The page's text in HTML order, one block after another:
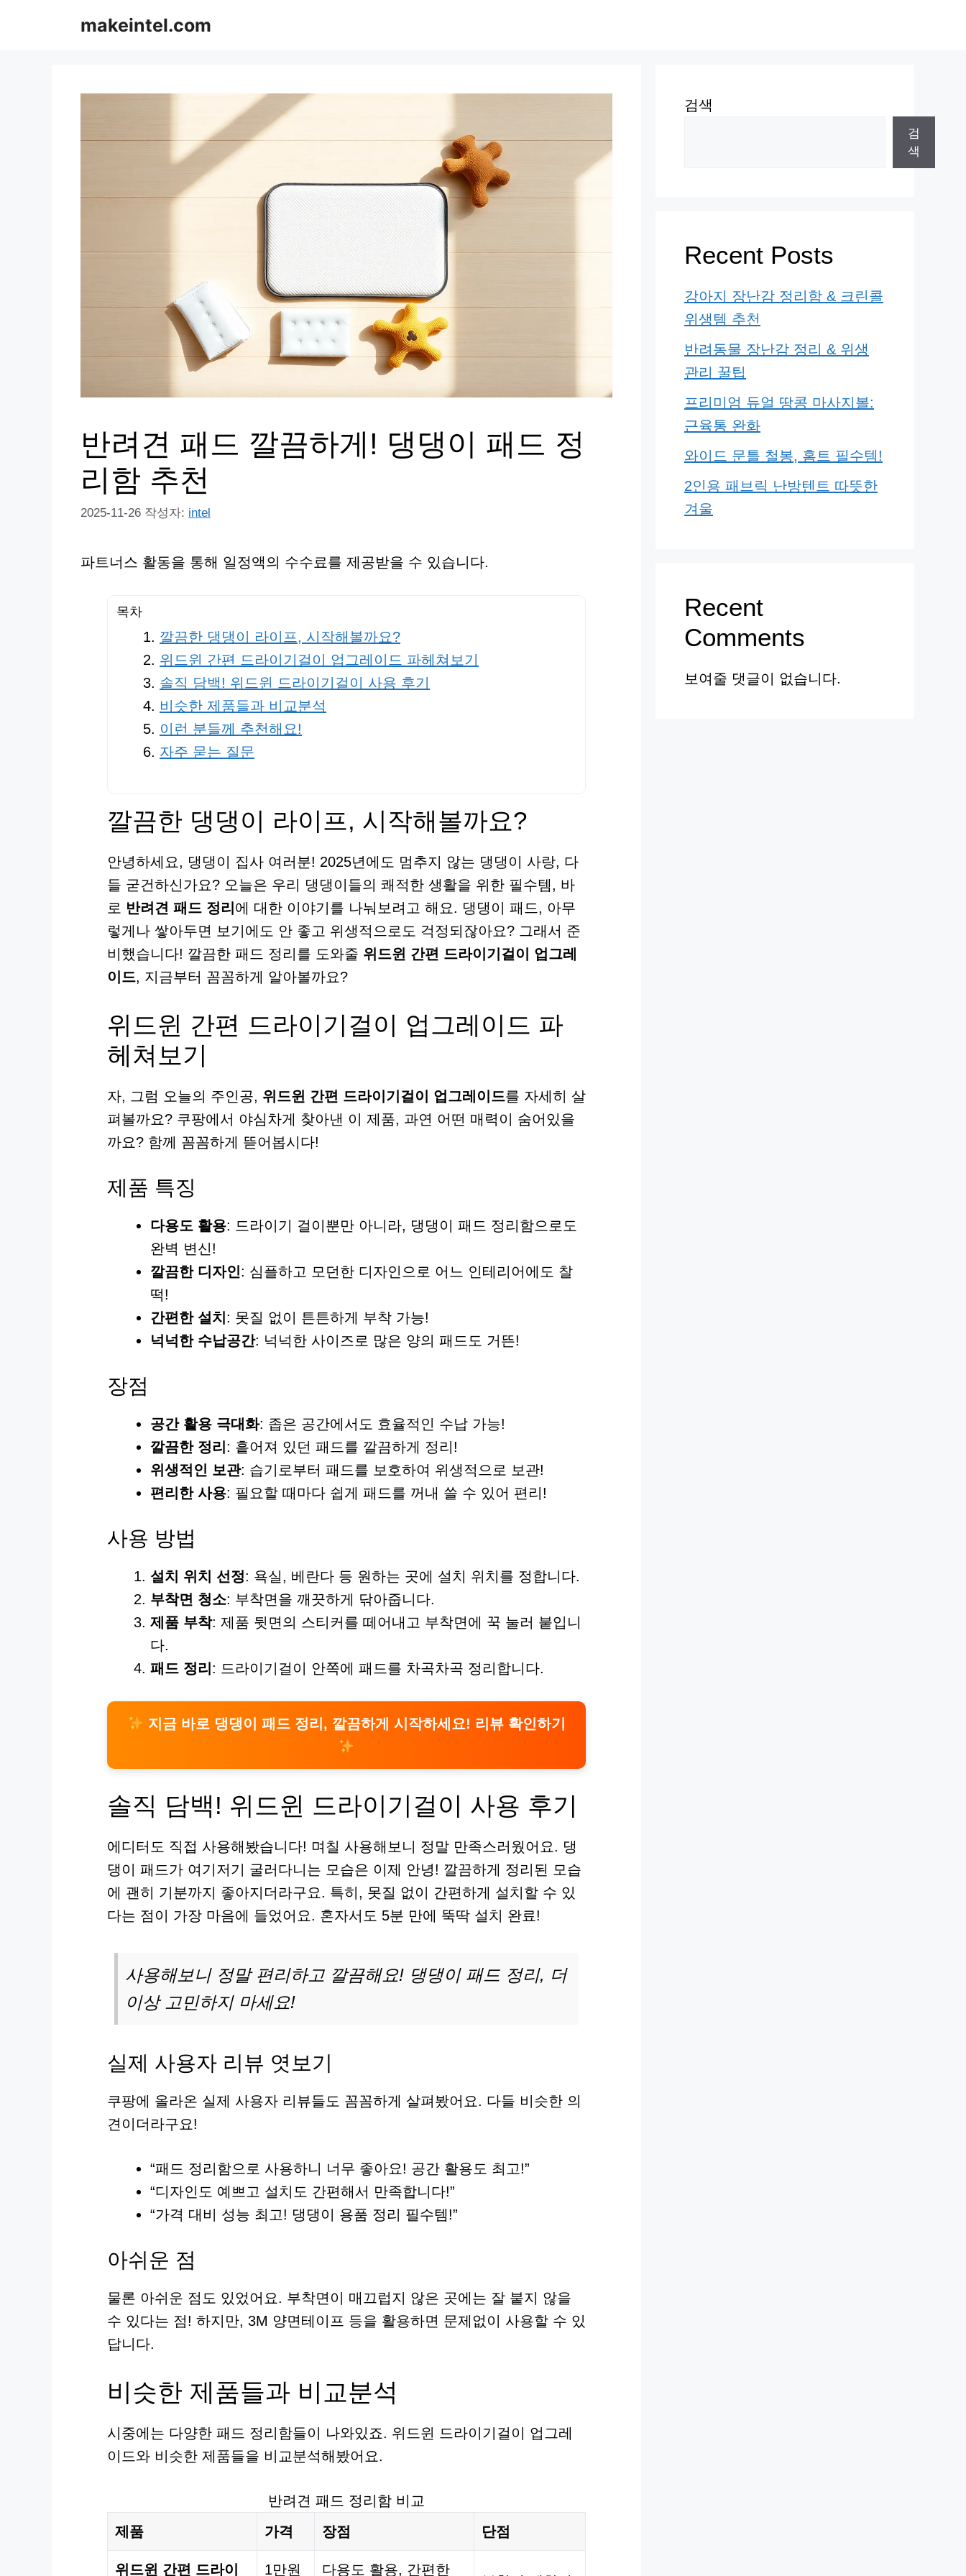
makeintel.com
반려견 패드 깔끔하게! 댕댕이 패드 정
리함 추천
2025-11-26 작성자: intel
파트너스 활동을 통해 일정액의 수수료를 제공받을 수 있습니다.
목차
깔끔한 댕댕이 라이프, 시작해볼까요?
위드윈 간편 드라이기걸이 업그레이드 파헤쳐보기
솔직 담백! 위드윈 드라이기걸이 사용 후기
비슷한 제품들과 비교분석
이런 분들께 추천해요!
자주 묻는 질문
깔끔한 댕댕이 라이프, 시작해볼까요?
안녕하세요, 댕댕이 집사 여러분! 2025년에도 멈추지 않는 댕댕이 사랑, 다
들 굳건하신가요? 오늘은 우리 댕댕이들의 쾌적한 생활을 위한 필수템, 바
로 반려견 패드 정리 에 대한 이야기를 나눠보려고 해요. 댕댕이 패드, 아무
렇게나 쌓아두면 보기에도 안 좋고 위생적으로도 걱정되잖아요? 그래서 준
비했습니다! 깔끔한 패드 정리를 도와줄 위드윈 간편 드라이기걸이 업그레
이드, 지금부터 꼼꼼하게 알아볼까요?
위드윈 간편 드라이기걸이 업그레이드 파
헤쳐보기
자, 그럼 오늘의 주인공, 위드윈 간편 드라이기걸이 업그레이드를 자세히 살
펴볼까요? 쿠팡에서 야심차게 찾아낸 이 제품, 과연 어떤 매력이 숨어있을
까요? 함께 꼼꼼하게 뜯어봅시다!
제품 특징
다용도 활용: 드라이기 걸이뿐만 아니라, 댕댕이 패드 정리함으로도
완벽 변신!
깔끔한 디자인: 심플하고 모던한 디자인으로 어느 인테리어에도 찰
떡!
간편한 설치 : 못질 없이 튼튼하게 부착 가능!
넉넉한 수납공간: 넉넉한 사이즈로 많은 양의 패드도 거뜬!
장점
공간 활용 극대화: 좁은 공간에서도 효율적인 수납 가능!
깔끔한 정리 : 흩어져 있던 패드를 깔끔하게 정리!
위생적인 보관: 습기로부터 패드를 보호하여 위생적으로 보관!
편리한 사용: 필요할 때마다 쉽게 패드를 꺼내 쓸 수 있어 편리!
사용 방법
설치 위치 선정: 욕실, 베란다 등 원하는 곳에 설치 위치를 정합니다.
부착면 청소: 부착면을 깨끗하게 닦아줍니다.
제품 부착: 제품 뒷면의 스티커를 떼어내고 부착면에 꾹 눌러 붙입니
다.
패드 정리 : 드라이기걸이 안쪽에 패드를 차곡차곡 정리합니다.
지금 바로 댕댕이 패드 정리, 깔끔하게 시작하세요! 리뷰 확인하기
솔직 담백! 위드윈 드라이기걸이 사용 후기
에디터도 직접 사용해봤습니다! 며칠 사용해보니 정말 만족스러웠어요. 댕
댕이 패드가 여기저기 굴러다니는 모습은 이제 안녕! 깔끔하게 정리된 모습
에 괜히 기분까지 좋아지더라구요. 특히, 못질 없이 간편하게 설치할 수 있
다는 점이 가장 마음에 들었어요. 혼자서도 5분 만에 뚝딱 설치 완료!
사용해보니 정말 편리하고 깔끔해요! 댕댕이 패드 정리, 더
이상 고민하지 마세요!
실제 사용자 리뷰 엿보기
쿠팡에 올라온 실제 사용자 리뷰들도 꼼꼼하게 살펴봤어요. 다들 비슷한 의
견이더라구요!
“패드 정리함으로 사용하니 너무 좋아요! 공간 활용도 최고!”
“디자인도 예쁘고 설치도 간편해서 만족합니다!”
“가격 대비 성능 최고! 댕댕이 용품 정리 필수템!”
아쉬운 점
물론 아쉬운 점도 있었어요. 부착면이 매끄럽지 않은 곳에는 잘 붙지 않을
수 있다는 점! 하지만, 3M 양면테이프 등을 활용하면 문제없이 사용할 수 있
답니다.
비슷한 제품들과 비교분석
시중에는 다양한 패드 정리함들이 나와있죠. 위드윈 드라이기걸이 업그레
이드와 비슷한 제품들을 비교분석해봤어요.
반려견 패드 정리함 비교
제품
가격 장점 단점
위드윈 간편 드라이 1만원 다용도 활용, 간편한
검색
검
색
Recent Posts
강아지 장난감 정리함 & 크린콜
위생템 추천
반려동물 장난감 정리 & 위생
관리 꿀팁
프리미엄 듀얼 땅콩 마사지볼:
근육통 완화
와이드 문틀 철봉, 홈트 필수템!
2인용 패브릭 난방텐트 따뜻한
겨울
Recent
Comments
보여줄 댓글이 없습니다.